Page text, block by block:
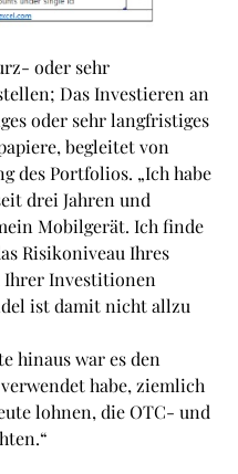
oder sehr
Das Investieren an
oder sehr langfristiges
begleitet von
des Portfolios. „Ich habe
drei Jahren und
Mobilgerät. Ich finde
Risikoniveau Ihres
Ihrer Investitionen
ist damit nicht allzu
hinaus war es den
habe, ziemlich
lohnen, die OTC- und